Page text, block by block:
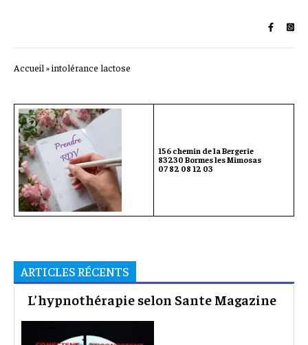
Accueil »intolérance lactose
156 chemin de la Bergerie
83230 Bormes les Mimosas
07 82 08 12 03
ARTICLES RÉCENTS
L’hypnothérapie selon Sante Magazine